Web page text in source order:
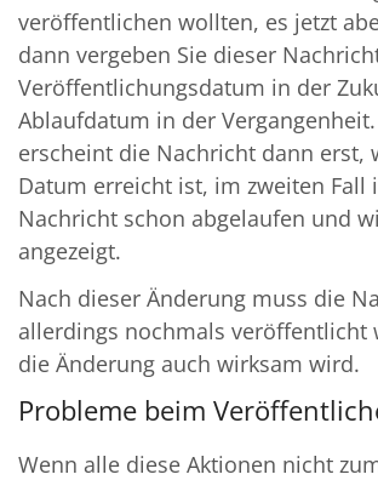
veröffentlichen wollten, es jetzt
dann vergeben Sie dieser
Veröffentlichungsdatum in der
Ablaufdatum in der
erscheint die Nachricht dann erst,
Datum erreicht ist, im zweiten Fall
Nachricht schon abgelaufen und
angezeigt.
Nach dieser Änderung muss die
allerdings nochmals veröffentlicht
die Änderung auch wirksam wird.
Probleme beim
Wenn alle diese Aktionen nicht